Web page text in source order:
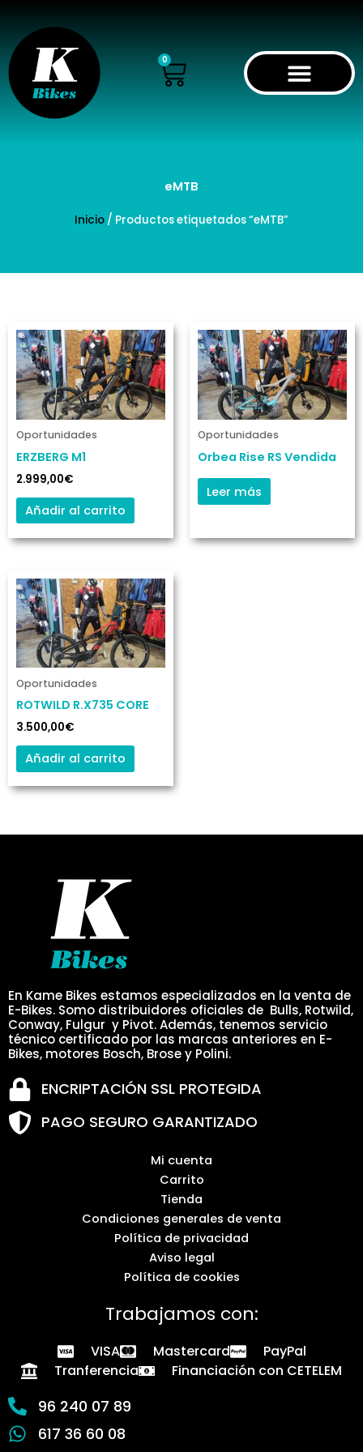
contenido
0
Cart
eMTB
Inicio / Productos etiquetados “eMTB”
Oportunidades
ERZBERG M1
2.999,00€
Añadir al carrito
Oportunidades
Orbea Rise RS Vendida
Leer más
Oportunidades
ROTWILD R.X735 CORE
3.500,00€
Añadir al carrito
En Kame Bikes estamos especializados en la venta de
E-Bikes. Somo distribuidores oficiales de Bulls, Rotwild,
Conway, Fulgur y Pivot. Además, tenemos servicio
técnico certificado por las marcas anteriores en E-
Bikes, motores Bosch, Brose y Polini.
ENCRIPTACIÓN SSL PROTEGIDA
PAGO SEGURO GARANTIZADO
Mi cuenta
Carrito
Tienda
Condiciones generales de venta
Política de privacidad
Aviso legal
Política de cookies
Trabajamos con:
VISA Mastercard
PayPal
Tranferencia
Financiación con CETELEM
96 240 07 89
617 36 60 08